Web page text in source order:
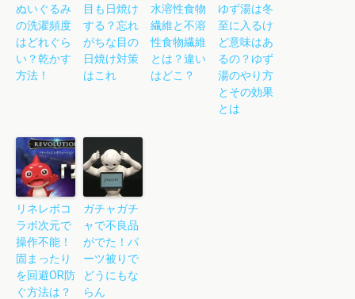
ぬいぐるみ
の洗濯頻度
はどれぐら
い？乾かす
方法！
目も日焼け
する？忘れ
がちな目の
日焼け対策
はこれ
水溶性食物
繊維と不溶
性食物繊維
とは？違い
はどこ？
ゆず湯は冬
至に入るけ
ど意味はあ
るの？ゆず
湯のやり方
とその効果
とは
リネレボコ
ラボ次元で
操作不能！
固まったり
を回避OR防
ぐ方法は？
ガチャガチ
ャで不良品
がでた！パ
ーツ被りで
どうにもな
らん